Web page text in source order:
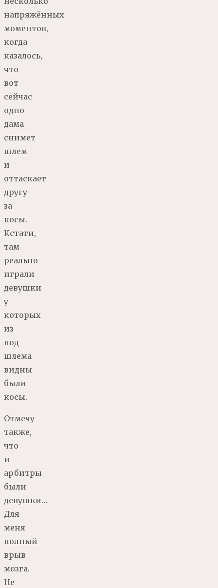
напряжённых
моментов,
когда
казалось,
что
вот
сейчас
одно
дама
снимет
шлем
и
оттаскает
другу
за
косы.
Кстати,
там
реально
играли
девушки
у
которых
из
под
шлема
видны
были
косы.
Отмечу
также,
что
и
арбитры
были
девушки…
Для
меня
полный
врыв
мозга.
Не